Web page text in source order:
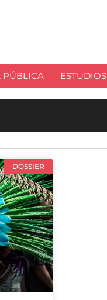
PÚBLICA ESTUDIOS
DOSSIER